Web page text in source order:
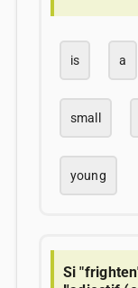
is a
small
young
Si